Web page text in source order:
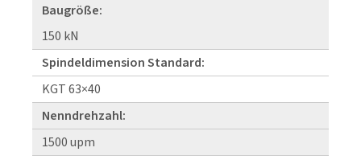
Baugröße:
150 kN
Spindeldimension Standard:
KGT 63×40
Nenndrehzahl:
1500 upm